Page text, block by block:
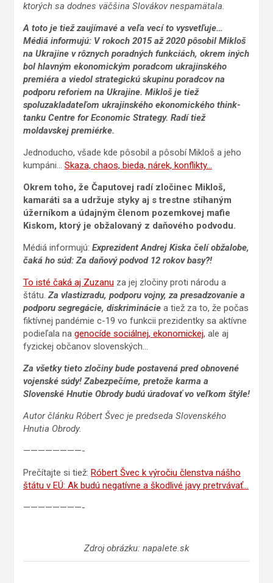
ktorých sa dodnes väčšina Slovákov nespamätala.
A toto je tiež zaujímavé a veľa vecí to vysvetľuje…
Médiá informujú: V rokoch 2015 až 2020 pôsobil Mikloš
na Ukrajine v rôznych poradných funkciách, okrem iných
bol hlavným ekonomickým poradcom ukrajinského
premiéra a viedol strategickú skupinu poradcov na
podporu reforiem na Ukrajine. Mikloš je tiež
spoluzakladateľom ukrajinského ekonomického think-
tanku Centre for Economic Strategy. Radí tiež
moldavskej premiérke.
Jednoducho, všade kde pôsobil a pôsobí Mikloš a jeho
kumpáni… Skaza, chaos, bieda, nárek, konflikty…
Okrem toho, že Čaputovej radí zločinec Mikloš,
kamaráti sa a udržuje styky aj s trestne stíhaným
úžerníkom a údajným členom pozemkovej mafie
Kiskom, ktorý je obžalovaný z daňového podvodu.
Médiá informujú: Exprezident Andrej Kiska čelí obžalobe,
čaká ho súd: Za daňový podvod 12 rokov basy?!
To isté čaká aj Zuzanu za jej zločiny proti národu a
štátu.Za vlastizradu, podporu vojny, za presadzovanie a
podporu segregácie, diskriminácie a tiež za to, že počas
fiktívnej pandémie c-19 vo funkcii prezidentky sa aktívne
podieľala na genocíde sociálnej, ekonomickej, ale aj
fyzickej občanov slovenských…
Za všetky tieto zločiny bude postavená pred obnovené
vojenské súdy! Zabezpečíme, pretože karma a
Slovenské Hnutie Obrody budú úradovať vo veľkom štýle!
Autor článku Róbert Švec je predseda Slovenského
Hnutia Obrody.
————————-
Prečítajte si tiež: Róbert Švec k výročiu členstva nášho
štátu v EÚ: Ak budú negatívne a škodlivé javy pretrvávať…
————————-
Zdroj obrázku: napalete.sk